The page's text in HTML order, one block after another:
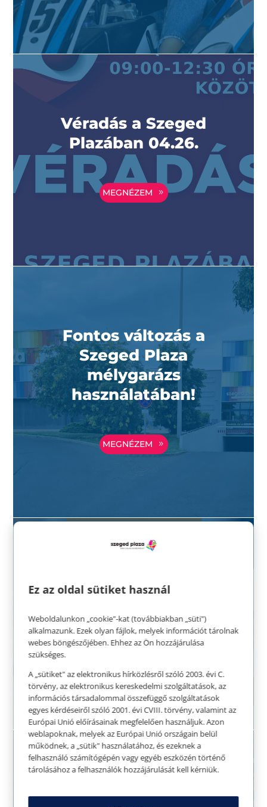
Véradás a Szeged
Plazában 04.26.
MEGNÉZEM
Fontos változás a
Szeged Plaza
mélygarázs
használatában!
MEGNÉZEM
Bödön Piac a Szeged
Madárpók és
Ez az oldal sütiket használ
Weboldalunkon „cookie"-kat (továbbiakban „süti")
alkalmazunk. Ezek olyan fájlok, melyek információt tárolnak
webes böngészőjében. Ehhez az Ön hozzájárulása
szükséges.
A „sütiket" az elektronikus hírközlésről szóló 2003. évi C.
törvény, az elektronikus kereskedelmi szolgáltatások, az
információs társadalommal összefüggő szolgáltatások
egyes kérdéseiről szóló 2001. évi CVIII. törvény, valamint az
Európai Unió előírásainak megfelelően használjuk. Azon
weblapoknak, melyek az Európai Unió országain belül
működnek, a „sütik" használatához, és ezeknek a
felhasználó számítógépén vagy egyéb eszközén történő
tárolásához a felhasználók hozzájárulását kell kérniük.